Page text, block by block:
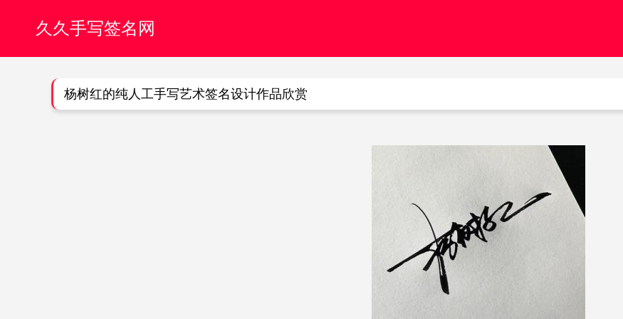
久久手写签名网
杨树红的纯人工手写艺术签名设计作品欣赏